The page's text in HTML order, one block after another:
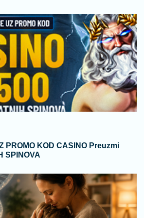
PROMO KOD CASINO Preuzmi
SPINOVA